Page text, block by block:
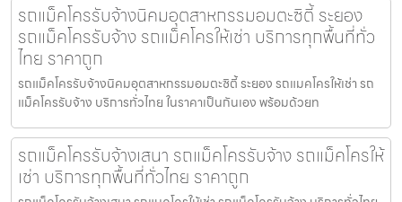
รถแม็คโครรับจ้างนิคมอุตสาหกรรมอมตะซิตี้ ระยอง
รถแม็คโครรับจ้าง รถแม็คโครให้เช่า บริการทุกพื้นที่ทั่ว
ไทย ราคาถูก
รถแม็คโครรับจ้างนิคมอุตสาหกรรมอมตะซิตี้ ระยอง รถแมคโครให้เช่า รถ
แม็คโครรับจ้าง บริการทั่วไทย ในราคาเป็นกันเอง พร้อมด้วยท
รถแม็คโครรับจ้างเสนา รถแม็คโครรับจ้าง รถแม็คโครให้
เช่า บริการทุกพื้นที่ทั่วไทย ราคาถูก